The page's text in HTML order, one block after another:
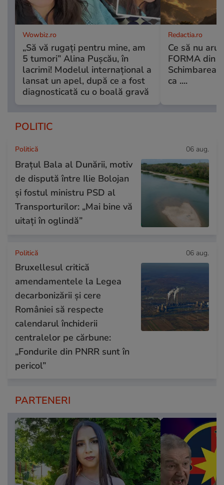
Wowbiz.ro
„Să vă rugați pentru mine, am
5 tumori” Alina Pușcău, în
lacrimi! Modelul internațional a
lansat un apel, după ce a fost
diagnosticată cu o boală gravă
Redactia.ro
Ce să nu
FORMA din
Schimbarea
ca ....
POLITIC
Politică 06 aug.
Brațul Bala al Dunării, motiv
de dispută între Ilie Bolojan
și fostul ministru PSD al
Transporturilor: „Mai bine vă
uitați în oglindă”
Politică 06 aug.
Bruxellesul critică
amendamentele la Legea
decarbonizării și cere
României să respecte
calendarul închiderii
centralelor pe cărbune:
„Fondurile din PNRR sunt în
pericol”
PARTENERI